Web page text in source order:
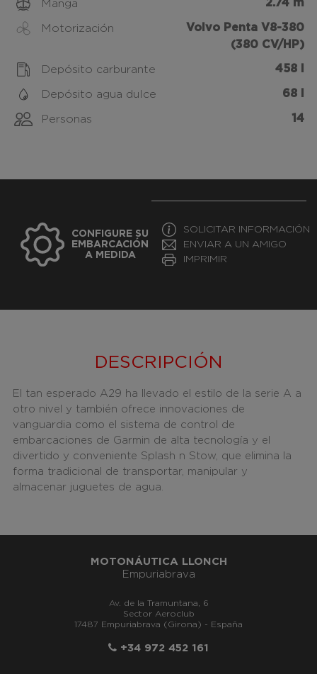
Manga 2.74 m
Motorización
Volvo Penta V8-380
(380 CV/HP)
Depósito carburante 458 l
Depósito agua dulce 68 l
Personas 14
CONFIGURE SU
EMBARCACIÓN
A MEDIDA
SOLICITAR INFORMACIÓN
ENVIAR A UN AMIGO
IMPRIMIR
DESCRIPCIÓN
El tan esperado A29 ha llevado el estilo de la serie A a
otro nivel y también ofrece innovaciones de
vanguardia como el sistema de control de
embarcaciones de Garmin de alta tecnología y el
divertido y conveniente Splash n Stow, que elimina la
forma tradicional de transportar, manipular y
almacenar juguetes de agua.
MOTONÁUTICA LLONCH
Empuriabrava
Av. de la Tramuntana, 6
Sector Aeroclub
17487 Empuriabrava (Girona) - España
+34 972 452 161